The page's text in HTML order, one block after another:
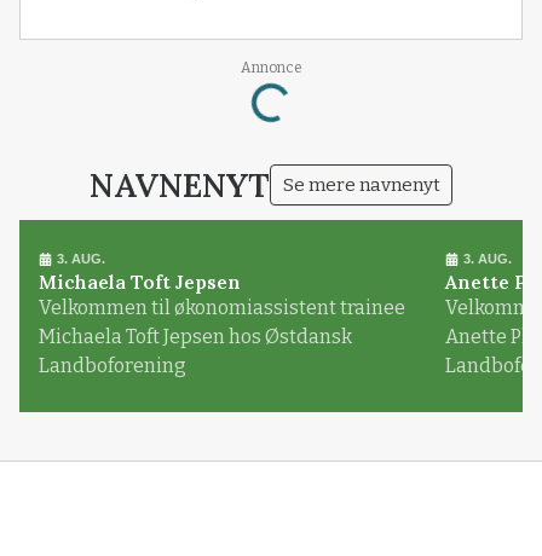
Annonce
Loading...
NAVNENYT Se mere navnenyt
3. AUG.
Michaela Toft Jepsen
Velkommen til økonomiassistent trainee
Michaela Toft Jepsen hos Østdansk
Landboforening
3. AUG.
Anette
Anette